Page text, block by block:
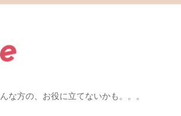
な方の、お役に立てないかも。。。